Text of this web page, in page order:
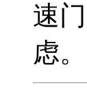
速
虑。